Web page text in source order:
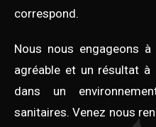
correspond.
Nous nous engageons
agréable et un résultat
dans un
sanitaires. Venez nous